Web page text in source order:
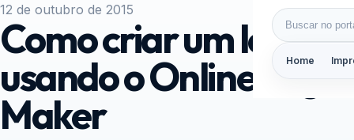
Buscar por:
Home
12 de outubro de 2015
Como criar um logo
usando o Online Logo
Maker